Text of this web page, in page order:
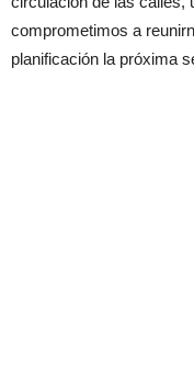
comprometimos a
planificación la próxima